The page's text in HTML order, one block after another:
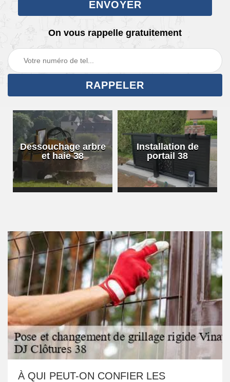
On vous rappelle gratuitement
Dessouchage arbre
et haie 38
Installation de
portail 38
À QUI PEUT-ON CONFIER LES